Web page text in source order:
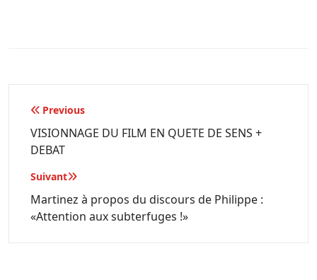
Navigation
de
l’article
Previous
VISIONNAGE DU FILM EN QUETE DE SENS +
DEBAT
Suivant
Martinez à propos du discours de Philippe :
«Attention aux subterfuges !»